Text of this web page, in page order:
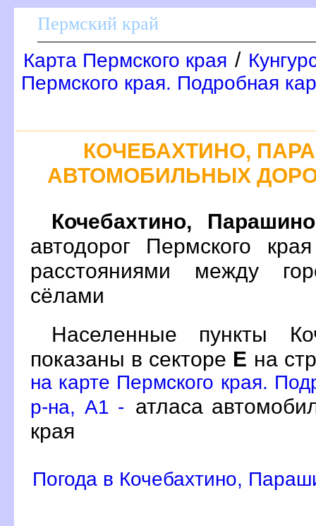
Пермский край
Карта Пермского края /
Пермского края. Подробная
КОЧЕБАХТИНО,
АВТОМОБИЛЬНЫХ
Кочебахтино, Парашино
автодорог Пермского
расстояниями между
сёлами
Населенные пункты
показаны в секторе Е на
на карте Пермского края.
р-на, A1 - атласа
края
Погода в Кочебахтино,